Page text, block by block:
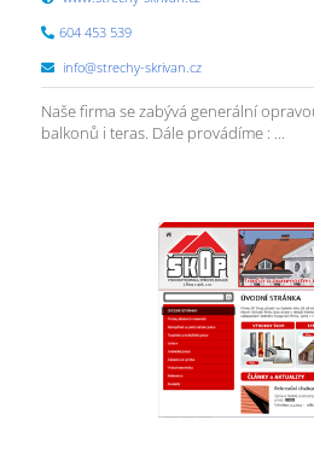
604 453 539
info@strechy-skrivan.cz
Naše firma se zabývá generální
balkonů i teras. Dále provádíme : ...